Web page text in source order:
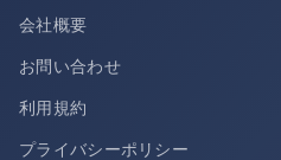
会社概要
お問い合わせ
利用規約
プライバシーポリシー